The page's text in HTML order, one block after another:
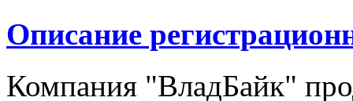
Описание
Компания "ВладБайк"